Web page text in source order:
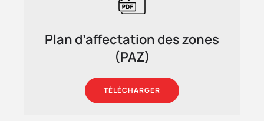
Plan d’affectation des zones
(PAZ)
TÉLÉCHARGER